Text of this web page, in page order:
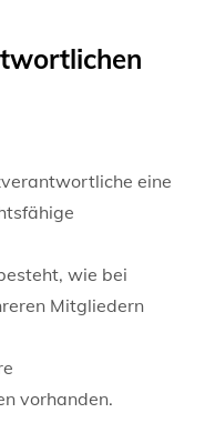
eine
wie bei
Mitgliedern
vorhanden.